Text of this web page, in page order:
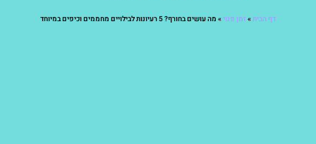
דף הבית» זמן פנוי» מה עושים בחורף? 5 רעיונות לבילויים מחממים וכיפים במיוחד